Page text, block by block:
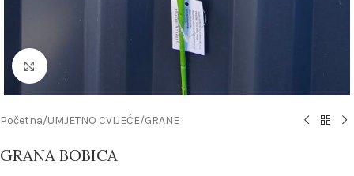
Click to enlarge
Početna/UMJETNO CVIJEĆE/GRANE
GRANA BOBICA